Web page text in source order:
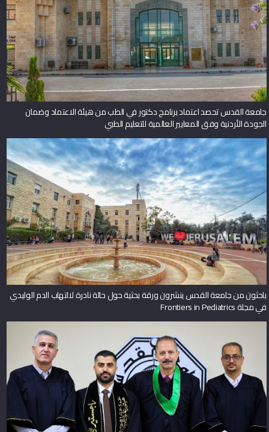
جامعة القدس تحصد اعتماد برنامج دكتور في الطب من هيئة الاعتماد وضمان
الجودة الأردنية وفق المعايير العالمية للتعليم الطبي
باحثون من جامعة القدس ينشرون ورقة بحثية حول حالة نادرة لالتهاب الدم الوليدي
في مجلة Frontiers in Pediatrics